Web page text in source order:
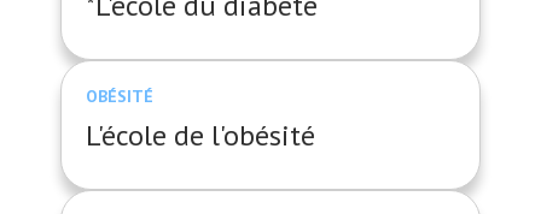
OBÉSITÉ
L'école de l'obésité